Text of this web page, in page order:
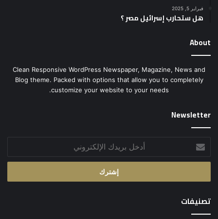
فبراير 5, 2025
هل ستحارب إسرائيل مصر ؟
About
Clean Responsive WordPress Newspaper, Magazine, News and
Blog theme. Packed with options that allow you to completely
customize your website to your needs.
Newsletter
أدخل
بريدك
الإلكتروني
تصنيفات